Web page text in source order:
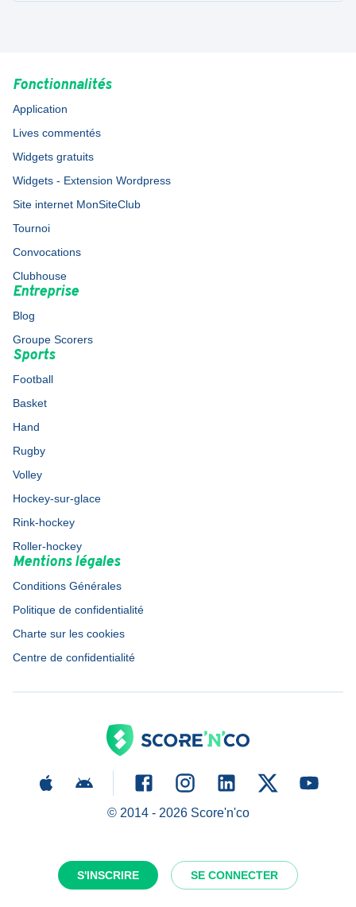
S'INSCRIRE SE CONNECTER
Fonctionnalités
Application
Lives commentés
Widgets gratuits
Widgets - Extension Wordpress
Site internet MonSiteClub
Tournoi
Convocations
Clubhouse
Entreprise
Blog
Groupe Scorers
Sports
Football
Basket
Hand
Rugby
Volley
Hockey-sur-glace
Rink-hockey
Roller-hockey
Mentions légales
Conditions Générales
Politique de confidentialité
Charte sur les cookies
Centre de confidentialité
© 2014 - 2026Score'n'co